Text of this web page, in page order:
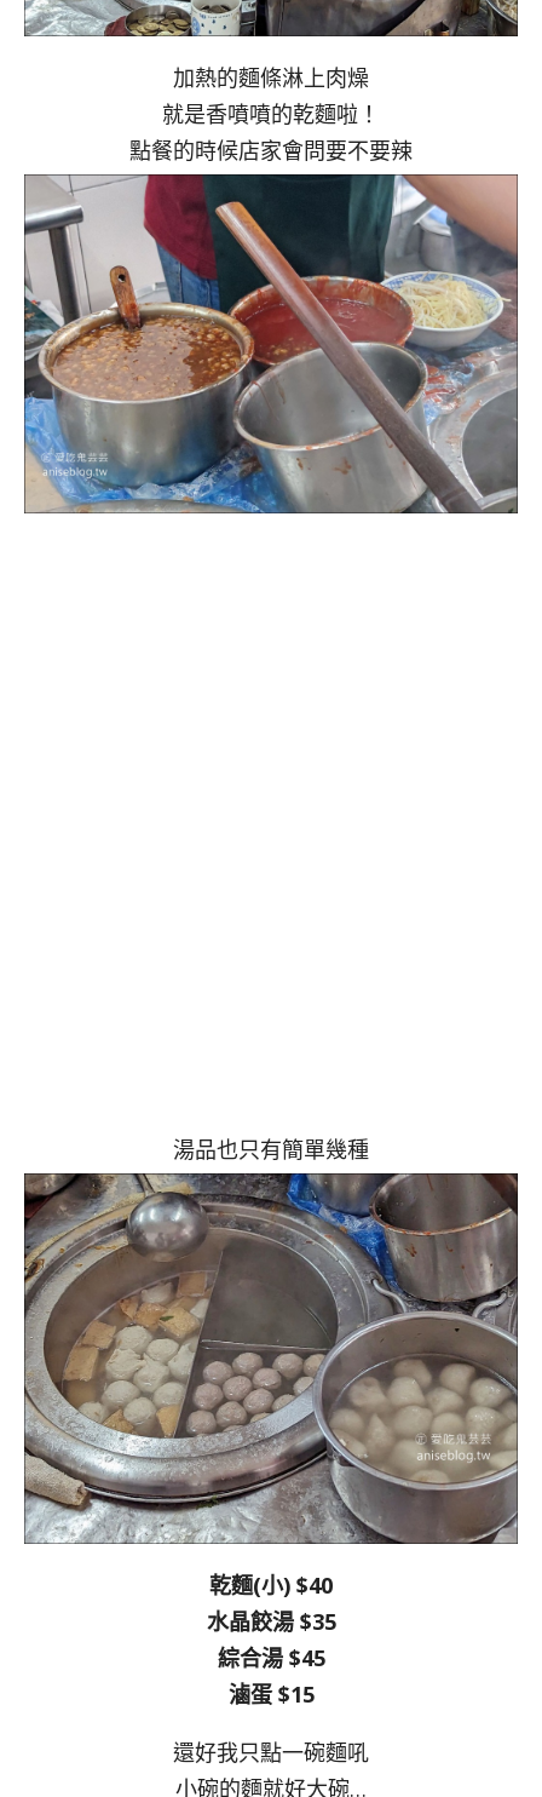
加熱的麵條淋上肉燥
就是香噴噴的乾麵啦！
點餐的時候店家會問要不要辣
湯品也只有簡單幾種
乾麵(小) $40
水晶餃湯 $35
綜合湯 $45
滷蛋 $15
還好我只點一碗麵吼
小碗的麵就好大碗…